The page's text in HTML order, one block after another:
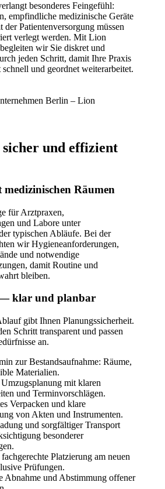
besonderes Feingefühl:
empfindliche medizinische Geräte
Patientenversorgung müssen
verlegt werden. Mit Lion
wir Sie diskret und
jeden Schritt, damit Ihre Praxis
schnell und geordnet weiterarbeitet.
und effizient
Räumen
für Arztpraxen,
und Labore unter
typischen Abläufe. Bei der
wir Hygieneanforderungen,
und notwendige
damit Routine und
bleiben.
klar und planbar
gibt Ihnen Planungssicherheit.
Schritt transparent und passen
an.
zur Bestandsaufnahme: Räume,
Materialien.
mit klaren
und Terminvorschlägen.
Verpacken und klare
von Akten und Instrumenten.
und sorgfältiger Transport
besonderer
Platzierung am neuen
Prüfungen.
Abnahme und Abstimmung offener